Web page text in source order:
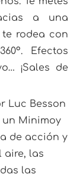
a una
rodea con
Efectos
¡Sales de
Luc Besson
Minimoy
de acción y
aire, las
las